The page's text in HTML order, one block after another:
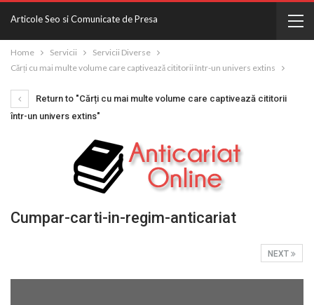
Articole Seo si Comunicate de Presa
Home Servicii
Servicii Diverse
Cărți cu mai multe volume care captivează cititorii într-un univers extins
Return to "Cărți cu mai multe volume care captivează cititorii
într-un univers extins"
Cumpar-carti-in-regim-anticariat
NEXT